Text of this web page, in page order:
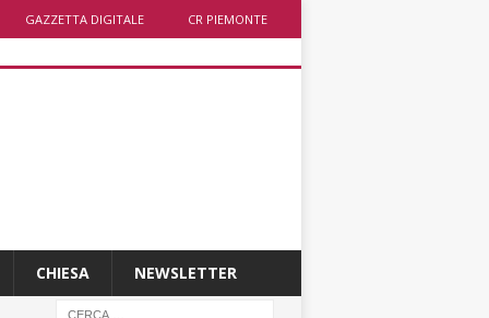
GAZZETTA DIGITALE CR PIEMONTE
CHIESA NEWSLETTER